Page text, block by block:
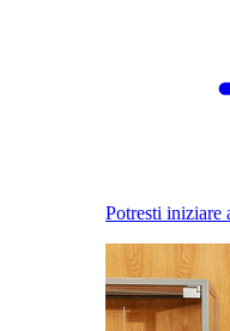
Potresti iniziare